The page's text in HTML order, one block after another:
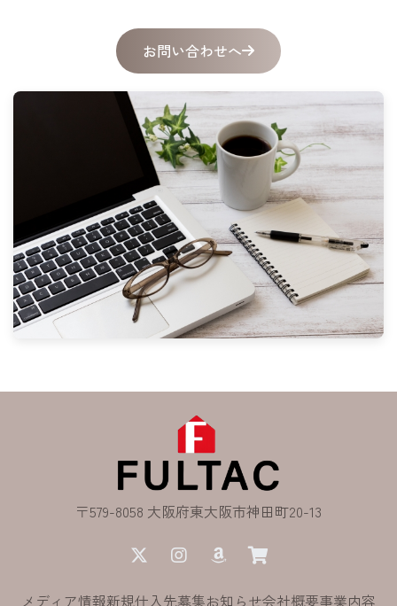
お問い合わせへ
〒579-8058 大阪府東大阪市神田町20-13
メディア情報新規仕入先募集お知らせ会社概要事業内容